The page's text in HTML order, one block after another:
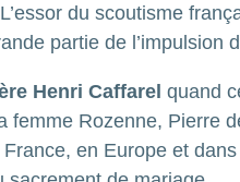
du scoutisme
partie de l’impulsion
Henri Caffarel quand
femme Rozenne, Pierre
France, en Europe et